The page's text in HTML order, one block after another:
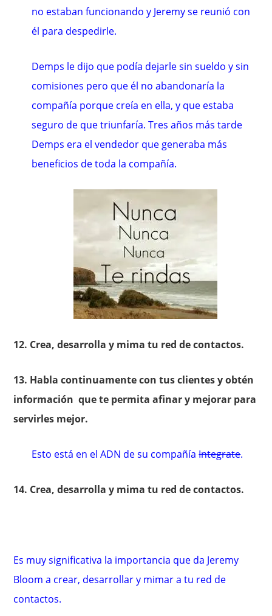
no estaban funcionando y Jeremy se reunió con
él para despedirle.
Demps le dijo que podía dejarle sin sueldo y sin
comisiones pero que él no abandonaría la
compañía porque creía en ella, y que estaba
seguro de que triunfaría. Tres años más tarde
Demps era el vendedor que generaba más
beneficios de toda la compañía.
12. Crea, desarrolla y mima tu red de contactos.
13. Habla continuamente con tus clientes y obtén
información que te permita afinar y mejorar para
servirles mejor.
Esto está en el ADN de su compañíaIntegrate.
14. Crea, desarrolla y mima tu red de contactos.
Es muy significativa la importancia que da Jeremy
Bloom a crear, desarrollar y mimar a tu red de
contactos.